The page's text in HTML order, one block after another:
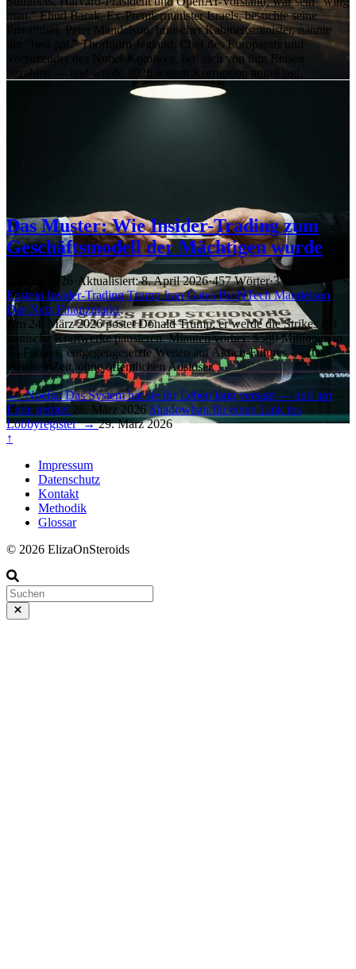
man.” Ehud Barak, Ex-Premierminister Israels, besuchte seine
Privatinsel. Peter Mandelson, britischer Kabinettsminister, nannte
ihn “best pal.” Thorbjørn Jagland, Chef des Europarats und
Vorsitzender des Nobel-Komitees, ließ sich von ihm Reisen
bezahlen — und wurde 2026 wegen Korruption angeklagt.
Das Muster: Wie Insider-Trading zum
Geschäftsmodell der Mächtigen wurde
4. April 2026· Aktualisiert: 8. April 2026·457 Wörter·3 min
Epstein Insider-TradingTrumpIranGatesBioNTechMandelson
Das Netz Finanzmarkt
Am 24. März 2026 postet Donald Trump, er werde die Strikes auf
iranische Kraftwerke pausieren. Minuten vorher: $580 Millionen in
Öl-Futures, entgegengesetzte Wetten auf Aktien-Futures — zur
gleichen Zeit, ohne öffentlichen Auslöser.
←Noelia: Das System hat sie ihr Leben lang versagt — und am
Ende getötet 28. März 2026 Shadowban für einen Link ins
Lobbyregister→ 29. März 2026
↑
Impressum
Datenschutz
Kontakt
Methodik
Glossar
© 2026 ElizaOnSteroids